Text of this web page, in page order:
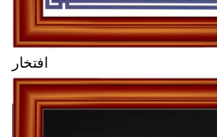
افتخار